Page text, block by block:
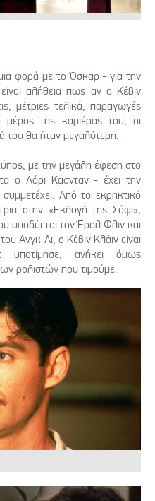
φορά με το Όσκαρ - για την
αλήθεια πως αν ο Κέβιν
μέτριες τελικά, παραγωγές
της καριέρας του, οι
του θα ήταν μεγαλύτερη.
με την μεγάλη έφεση στο
ο Λάρι Κάσνταν - έχει την
Από το εκρηκτικό
στην «Εκλογή της Σόφι»,
υποδύεται τον Έρολ Φλιν και
Ανγκ Λι, ο Κέβιν Κλάιν είναι
υποτίμησε, ανήκει όμως
ρολιστών που τιμούμε.